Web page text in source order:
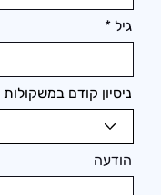
גיל
ניסיון קודם במשקולות
הודעה